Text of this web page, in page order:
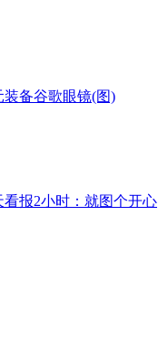
备谷歌眼镜(图)
报2小时：就图个开心